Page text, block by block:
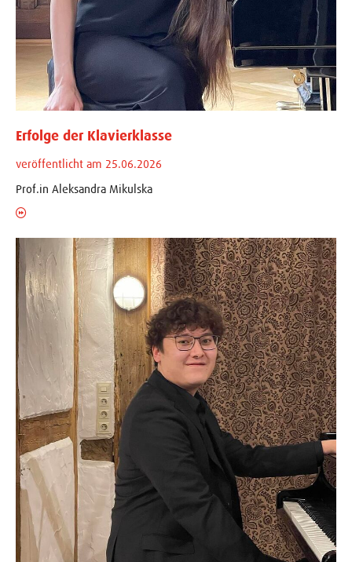
Erfolge der Klavierklasse
veröffentlicht am 25.06.2026
Prof.in Aleksandra Mikulska